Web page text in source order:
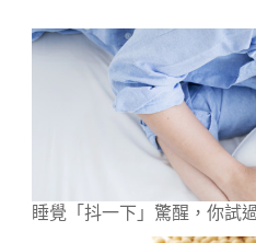
睡覺「抖一下」驚醒，你試